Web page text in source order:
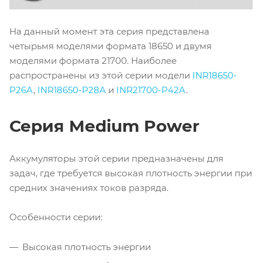
На данный момент эта серия представлена
четырьмя моделями формата 18650 и двумя
моделями формата 21700. Наиболее
распространены из этой серии модели INR18650-
P26A, INR18650-P28A и INR21700-P42A.
Серия Medium Power
Аккумуляторы этой серии предназначены для
задач, где требуется высокая плотность энергии при
средних значениях токов разряда.
Особенности серии:
Высокая плотность энергии